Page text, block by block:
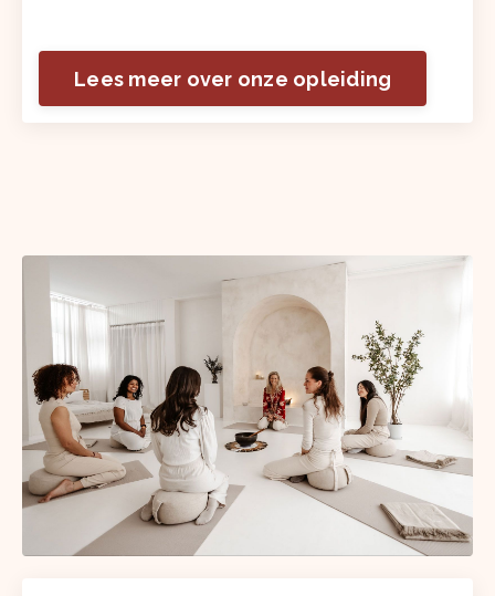
Lees meer over onze opleiding